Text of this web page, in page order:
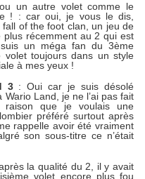
un autre volet comme le
! : car oui, je vous le dis,
fall of the foot clan, un jeu de
plus récemment au 2 qui est
un méga fan du 3ème
volet toujours dans un style
à mes yeux !
3: Oui car je suis désolé
Wario Land, je ne l’ai pas fait
raison que je voulais une
préféré surtout après
rappelle avoir été vraiment
son sous-titre ce n’était
la qualité du 2, il y avait
volet encore plus fou